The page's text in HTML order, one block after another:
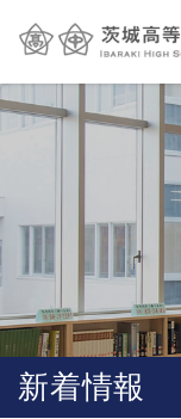
新着情報